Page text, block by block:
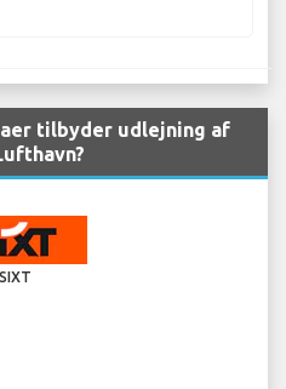
tilbyder udlejning af
SIXT